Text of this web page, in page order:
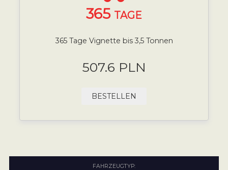
365 TAGE
365 Tage Vignette bis 3,5 Tonnen
507.6 PLN
BESTELLEN
FAHRZEUGTYP: